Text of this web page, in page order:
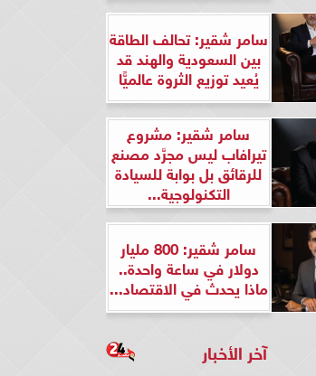
سامر شقير: تحالف الطاقة
بين السعودية والهند قد
يُعيد توزيع الثروة عالميًّا
سامر شقير: مشروع
تيرافاب ليس مجرَّد مصنع
للرقائق بل بوابة للسيادة
التكنولوجية...
سامر شقير: 800 مليار
دولار في ساعة واحدة..
ماذا يحدث في الاقتصاد...
آخر الأخبار